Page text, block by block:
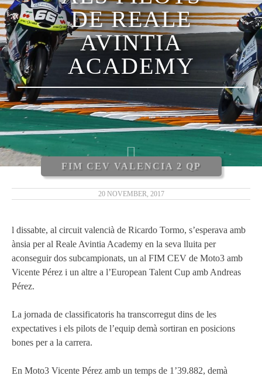
DE REALE
AVINTIA
ACADEMY
FIM CEV VALENCIA 2 QP
20 NOVEMBER, 2017
l dissabte, al circuit valencià de Ricardo Tormo, s’esperava amb
ànsia per al Reale Avintia Academy en la seva lluita per
aconseguir dos subcampionats, un al FIM CEV de Moto3 amb
Vicente Pérez i un altre a l’European Talent Cup amb Andreas
Pérez.
La jornada de classificatoris ha transcorregut dins de les
expectatives i els pilots de l’equip demà sortiran en posicions
bones per a la carrera.
En Moto3 Vicente Pérez amb un temps de 1’39.882, demà